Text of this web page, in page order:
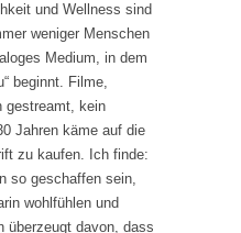
und Wellness sind
weniger Menschen
Medium, in dem
beginnt. Filme,
gestreamt, kein
Jahren käme auf die
zu kaufen. Ich finde:
so geschaffen sein,
wohlfühlen und
überzeugt davon, dass